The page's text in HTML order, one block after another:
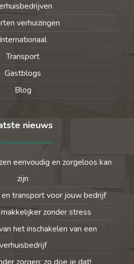
verhuizingen
Internationaal
Transport
Gastblogs
Blog
nieuws
eenvoudig en zorgeloos kan
zijn
transport voor jouw bedrijf
zonder stress
het inschakelen van een
verhuisbedrijf